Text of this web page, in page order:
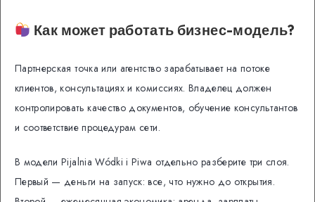
Как может работать бизнес-модель?
Партнерская точка или агентство зарабатывает на потоке
клиентов, консультациях и комиссиях. Владелец должен
контролировать качество документов, обучение консультантов
и соответствие процедурам сети.
В модели Pijalnia Wódki i Piwa отдельно разберите три слоя.
Первый — деньги на запуск: все, что нужно до открытия.